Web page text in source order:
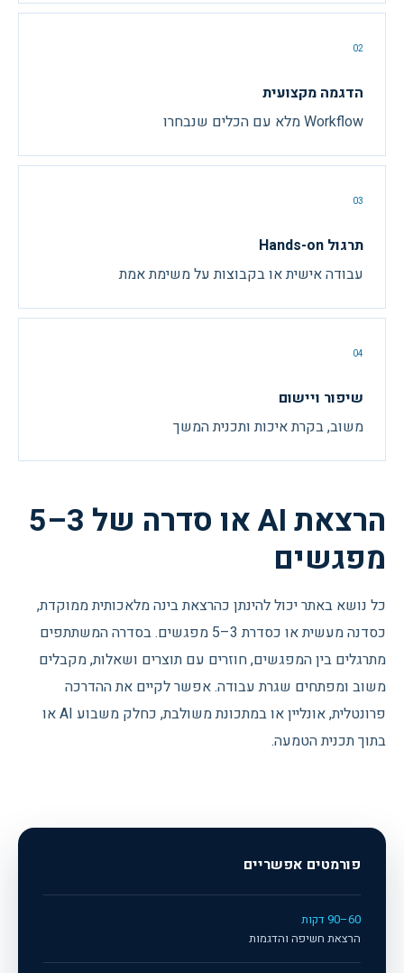
02
הדגמה מקצועית
Workflow מלא עם הכלים שנבחרו
03
תרגול Hands-on
עבודה אישית או בקבוצות על משימת אמת
04
שיפור ויישום
משוב, בקרת איכות ותכנית המשך
הרצאת AI או סדרה של 3–5
מפגשים
כל נושא באתר יכול להינתן כהרצאת בינה מלאכותית ממוקדת,
כסדנה מעשית או כסדרת 3–5 מפגשים. בסדרה המשתתפים
מתרגלים בין המפגשים, חוזרים עם תוצרים ושאלות, מקבלים
משוב ומפתחים שגרת עבודה. אפשר לקיים את ההדרכה
פרונטלית, אונליין או במתכונת משולבת, כחלק משבוע AI או
בתוך תכנית הטמעה.
פורמטים אפשריים
60–90 דקות
הרצאת חשיפה והדגמות